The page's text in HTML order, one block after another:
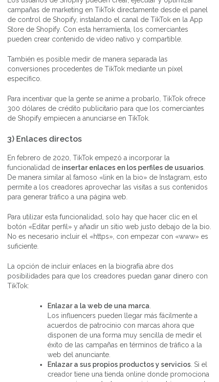
campañas de marketing en TikTok directamente desde el panel
de control de Shopify, instalando el canal de TikTok en la App
Store de Shopify. Con esta herramienta, los comerciantes
pueden crear contenido de vídeo nativo y compartible.
También es posible medir de manera separada las
conversiones procedentes de TikTok mediante un píxel
específico.
Para incentivar que la gente se anime a probarlo, TikTok ofrece
300 dólares de crédito publicitario para que los comerciantes
de Shopify empiecen a anunciarse en TikTok.
3) Enlaces directos
En febrero de 2020, TikTok empezó a incorporar la
funcionalidad de insertar enlaces en los perfiles de usuarios
De manera similar al famoso «link en la bio» de Instagram, esto
permite a los creadores aprovechar las visitas a sus contenidos
para generar tráfico a una página web.
Para utilizar esta funcionalidad, solo hay que hacer clic en el
botón «Editar perfil» y añadir un sitio web justo debajo de la bio.
No es necesario incluir el «https», con empezar con «www» es
suficiente.
La opción de incluir enlaces en la biografía abre dos
posibilidades para que los creadores puedan ganar dinero con
TikTok:
Enlazar a la web de una marca
Los influencers pueden llegar más fácilmente a
acuerdos de patrocinio con marcas ahora que
disponen de una forma muy sencilla de medir el
éxito de las campañas en términos de tráfico a la
web del anunciante.
Enlazar a sus propios productos y servicios . Si el
creador tiene una tienda online donde promociona